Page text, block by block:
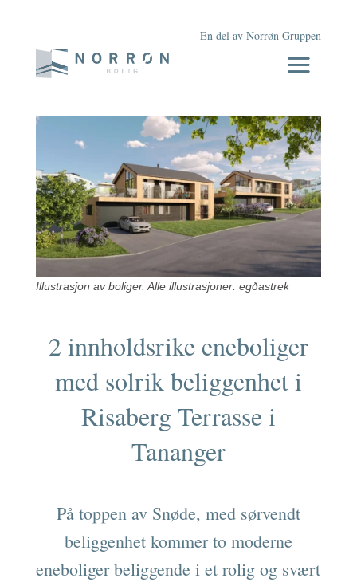
En del av Norrøn Gruppen
Illustrasjon av boliger. Alle illustrasjoner: egðastrek
2 innholdsrike eneboliger
med solrik beliggenhet i
Risaberg Terrasse i
Tananger
På toppen av Snøde, med sørvendt
beliggenhet kommer to moderne
eneboliger beliggende i et rolig og svært